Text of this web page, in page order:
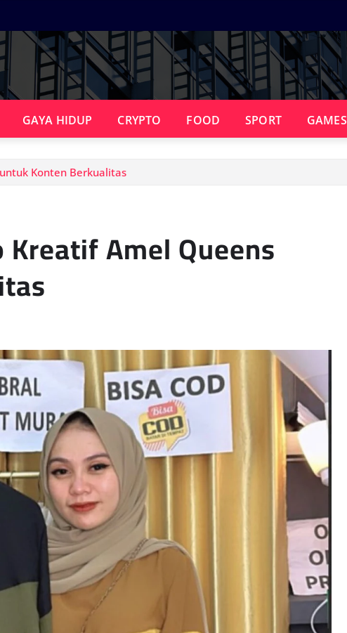
GAYA HIDUP CRYPTO FOOD SPORT GAMES
Konten Berkualitas
Amel Queens